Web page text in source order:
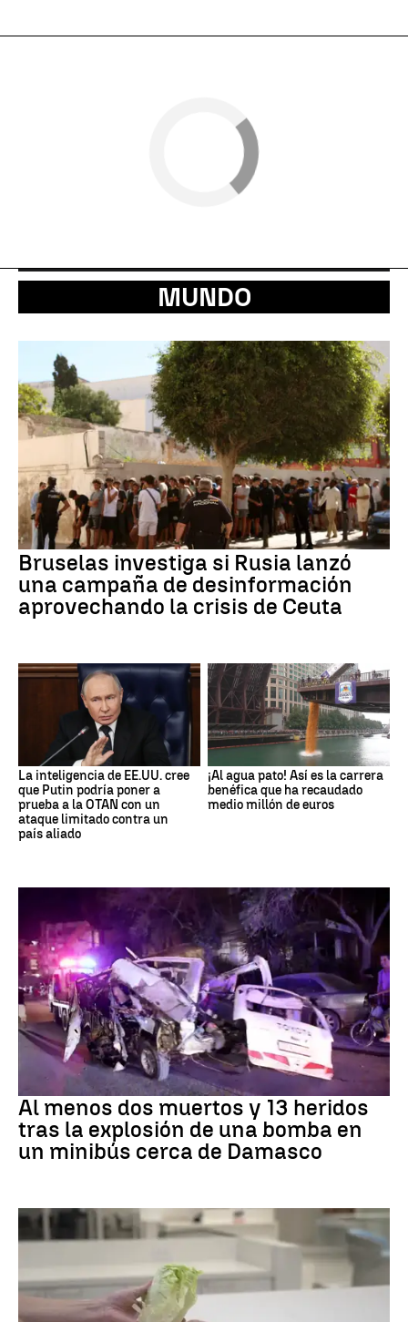
MUNDO
Bruselas investiga si Rusia lanzó
una campaña de desinformación
aprovechando la crisis de Ceuta
La inteligencia de EE.UU. cree
que Putin podría poner a
prueba a la OTAN con un
ataque limitado contra un
país aliado
¡Al agua pato! Así es la carrera
benéfica que ha recaudado
medio millón de euros
Al menos dos muertos y 13 heridos
tras la explosión de una bomba en
un minibús cerca de Damasco